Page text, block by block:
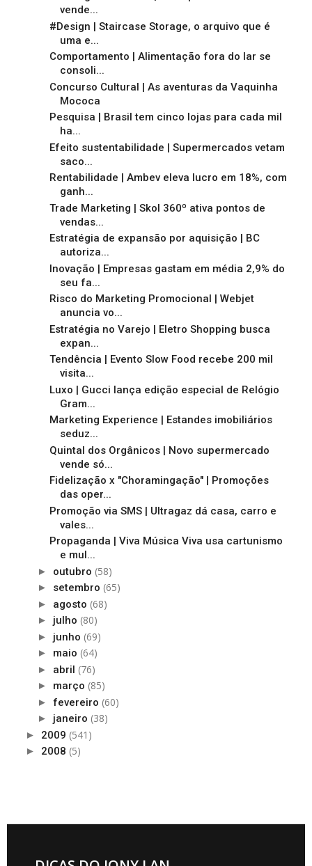
vende...
#Design | Staircase Storage, o arquivo que é
uma e...
Comportamento | Alimentação fora do lar se
consoli...
Concurso Cultural | As aventuras da Vaquinha
Mococa
Pesquisa | Brasil tem cinco lojas para cada mil
ha...
Efeito sustentabilidade | Supermercados vetam
saco...
Rentabilidade | Ambev eleva lucro em 18%, com
ganh...
Trade Marketing | Skol 360º ativa pontos de
vendas...
Estratégia de expansão por aquisição | BC
autoriza...
Inovação | Empresas gastam em média 2,9% do
seu fa...
Risco do Marketing Promocional | Webjet
anuncia vo...
Estratégia no Varejo | Eletro Shopping busca
expan...
Tendência | Evento Slow Food recebe 200 mil
visita...
Luxo | Gucci lança edição especial de Relógio
Gram...
Marketing Experience | Estandes imobiliários
seduz...
Quintal dos Orgânicos | Novo supermercado
vende só...
Fidelização x "Choramingação" | Promoções
das oper...
Promoção via SMS | Ultragaz dá casa, carro e
vales...
Propaganda | Viva Música Viva usa cartunismo
e mul...
► outubro (58)
► setembro (65)
► agosto (68)
► julho (80)
► junho (69)
► maio (64)
► abril (76)
► março (85)
► fevereiro (60)
► janeiro (38)
► 2009 (541)
► 2008 (5)